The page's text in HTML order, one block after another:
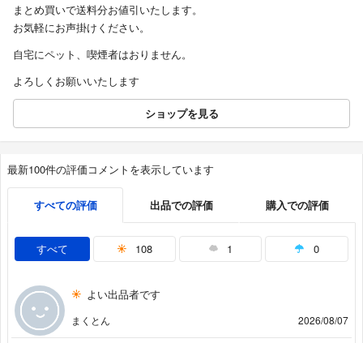
まとめ買いで送料分お値引いたします。
お気軽にお声掛けください。
自宅にペット、喫煙者はおりません。
よろしくお願いいたします
ショップを見る
最新100件の評価コメントを表示しています
すべての評価 出品での評価 購入での評価
すべて 108 1 0
よい出品者です
まくとん 2026/08/07